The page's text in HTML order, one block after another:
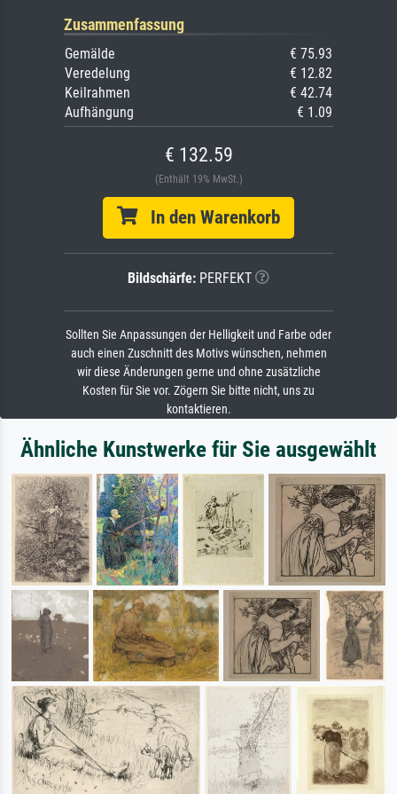
Zusammenfassung
Gemälde
€ 75.93
Veredelung
€ 12.82
Keilrahmen
€ 42.74
Aufhängung
€ 1.09
€ 132.59
(Enthält 19% MwSt.)
In den Warenkorb
Bildschärfe: PERFEKT
Sollten Sie Anpassungen der Helligkeit und Farbe oder
auch einen Zuschnitt des Motivs wünschen, nehmen
wir diese Änderungen gerne und ohne zusätzliche
Kosten für Sie vor. Zögern Sie bitte nicht, uns zu
kontaktieren.
Ähnliche Kunstwerke für Sie ausgewählt